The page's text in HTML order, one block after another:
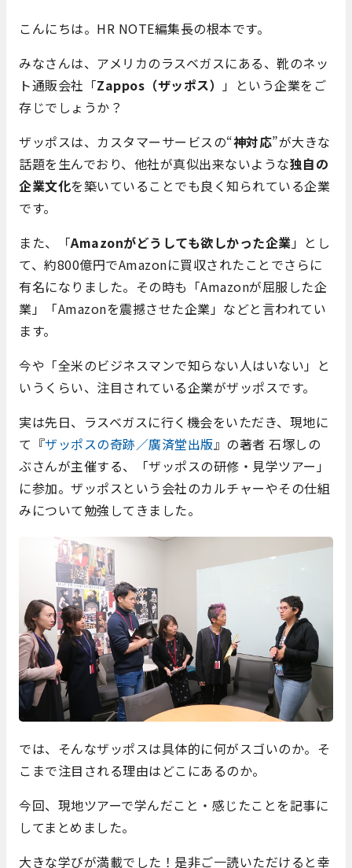
こんにちは。HR NOTE編集長の根本です。
みなさんは、アメリカのラスベガスにある、靴のネッ
ト通販会社「Zappos（ザッポス） 」という企業をご
存じでしょうか？
ザッポスは、カスタマーサービスの“神対応”が大きな
話題を生んでおり、他社が真似出来ないような独自の
企業文化を築いていることでも良く知られている企業
です。
また、「Amazonがどうしても欲しかった企業」とし
て、約800億円でAmazonに買収されたことでさらに
有名になりました。その時も「Amazonが屈服した企
業」「Amazonを震撼させた企業」などと言われてい
ます。
今や「全米のビジネスマンで知らない人はいない」と
いうくらい、注目されている企業がザッポスです。
実は先日、ラスベガスに行く機会をいただき、現地に
て『ザッポスの奇跡／廣済堂出版』の著者 石塚しの
ぶさんが主催する、「ザッポスの研修・見学ツアー」
に参加。ザッポスという会社のカルチャーやその仕組
みについて勉強してきました。
では、そんなザッポスは具体的に何がスゴいのか。そ
こまで注目される理由はどこにあるのか。
今回、現地ツアーで学んだこと・感じたことを記事に
してまとめました。
大きな学びが満載でした！是非ご一読いただけると幸